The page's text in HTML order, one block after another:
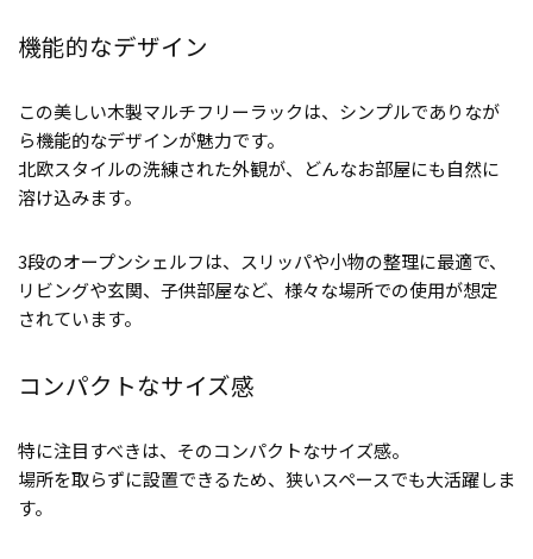
機能的なデザイン
この美しい木製マルチフリーラックは、シンプルでありなが
ら機能的なデザインが魅力です。
北欧スタイルの洗練された外観が、どんなお部屋にも自然に
溶け込みます。
3段のオープンシェルフは、スリッパや小物の整理に最適で、
リビングや玄関、子供部屋など、様々な場所での使用が想定
されています。
コンパクトなサイズ感
特に注目すべきは、そのコンパクトなサイズ感。
場所を取らずに設置できるため、狭いスペースでも大活躍しま
す。